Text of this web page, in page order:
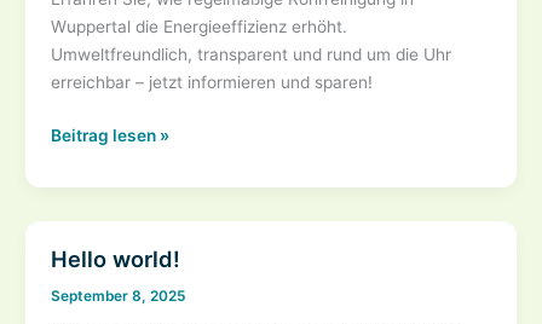
Wuppertal die Energieeffizienz erhöht.
Umweltfreundlich, transparent und rund um die Uhr
erreichbar – jetzt informieren und sparen!
Rohrreinigung
Wuppertal:
Praktische
für
Zuhause
Beitrag lesen »
Hello world!
September 8, 2025